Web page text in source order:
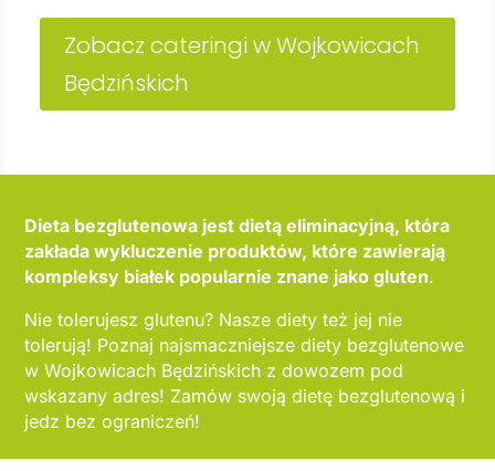
Zobacz cateringi w Wojkowicach
Będzińskich
Dieta bezglutenowa jest dietą eliminacyjną, która
zakłada wykluczenie produktów, które zawierają
kompleksy białek popularnie znane jako gluten.
Nie tolerujesz glutenu? Nasze diety też jej nie
tolerują! Poznaj najsmaczniejsze diety bezglutenowe
w Wojkowicach Będzińskich z dowozem pod
wskazany adres! Zamów swoją dietę bezglutenową i
jedz bez ograniczeń!